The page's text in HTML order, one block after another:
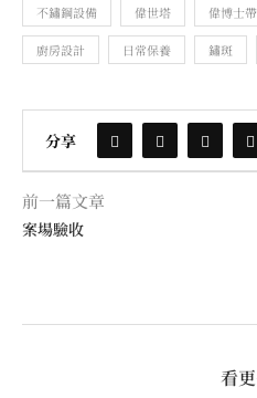
不鏽鋼設備 偉世塔 偉博士
廚房設計 日常保養 鏽斑
分享
前一篇文章
案場驗收
看